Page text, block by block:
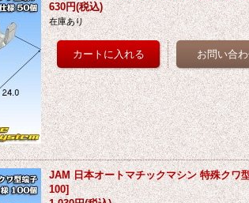
630円(税込)
在庫あり
JAM 日本オートマチックマシン 特殊クワ
100]